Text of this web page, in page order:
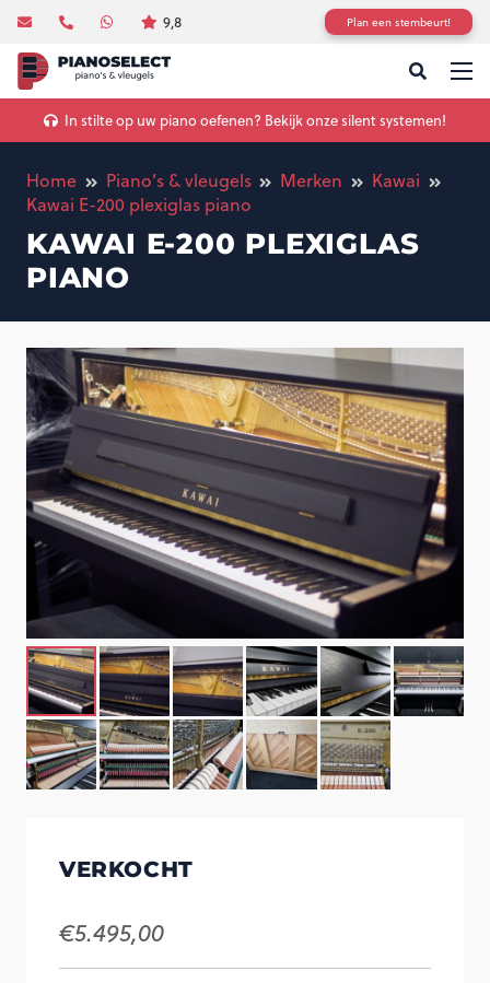
9,8 Plan een stembeurt!
In stilte op uw piano oefenen? Bekijk onze silent systemen!
Home Piano’s & vleugels Merken
Kawai
Kawai E-200 plexiglas piano
KAWAI E-200 PLEXIGLAS
PIANO
VERKOCHT
€5.495,00